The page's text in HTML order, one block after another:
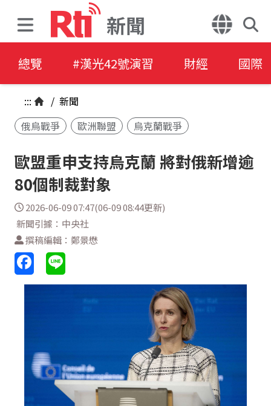
新聞
總覽 #漢光42號演習 財經 國際
::: / 新聞
俄烏戰爭
歐洲聯盟 烏克蘭戰爭
歐盟重申支持烏克蘭 將對俄新增逾
80個制裁對象
2026-06-09 07:47(06-09 08:44更新)
新聞引據：中央社
撰稿編輯：鄭景懋